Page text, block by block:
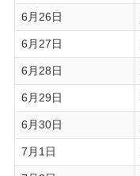
6月26日
6月27日
6月28日
6月29日
6月30日
7月1日